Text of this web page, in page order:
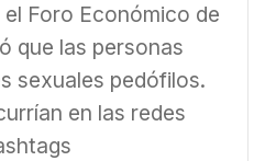
Foro Económico de
que las personas
sexuales pedófilos.
en las redes